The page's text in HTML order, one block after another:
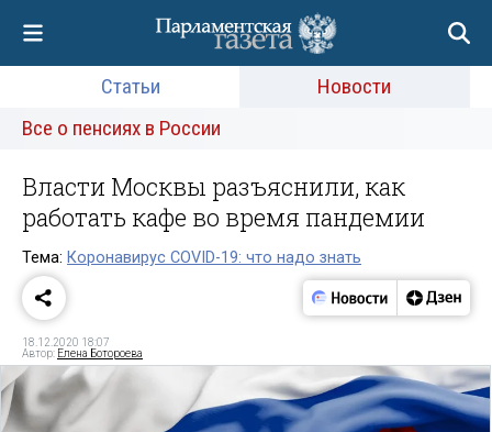
Статьи
Новости
Все о пенсиях в России
Власти Москвы разъяснили, как
работать кафе во время пандемии
Тема: Коронавирус COVID-19: что надо знать
18.12.2020 18:07
Автор: Елена Ботороева